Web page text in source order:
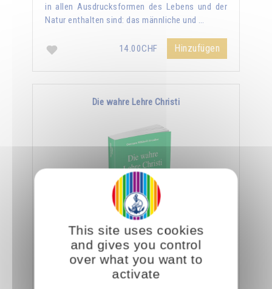
in allen Ausdrucksformen des Lebens und der
Natur enthalten sind: das männliche und …
14.00CHF Hinzufügen
Die wahre Lehre Christi
Omraam Mikhaël Aïvanhov zufolge ist die
ganze Lehre Christi in den wenigen Zeilen des
Vaterunser enthalten. Er sagt: "Ein Eingeweihter
This site uses cookies
and gives you control
over what you want to
activate